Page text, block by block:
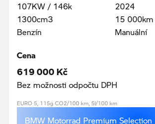
107KW / 146k
1300cm3
Benzín
2024
15 000km
Manuální
Cena
619 000 Kč
Bez možnosti odpočtu DPH
EURO 5, 115g CO2/100 km, 5l/100 km
BMW Motorrad Premium Selection